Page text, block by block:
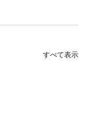
すべて表示